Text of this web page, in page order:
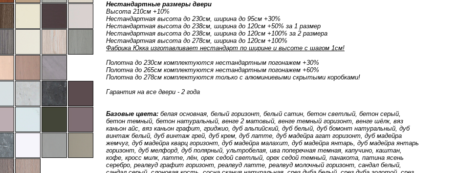
Нестандартные размеры двери
Высота 210см +10%
Нестандартная высота до 230см, ширина до 95см +30%
Нестандартная высота до 238см, ширина до 120см +50% за 1 размер
Нестандартная высота до 238см, ширина до 120см +100% за 2 размера
Нестандартная высота до 278см, ширина до 120см +100%
Фабрика Юкка изготавливает нестандарт по ширине и высоте с шагом 1см!
Полотна до 230см комплектуются нестандартным погонажем +30%
Полотна до 265см комплектуются нестандартным погонажем +60%
Полотна до 278см комплектуются только с алюминиевыми скрытыми коробками!
Гарантия на все двери - 2 года
Базовые цвета: белая основная, белый горизонт, белый сатин, бетон светлый, бетон серый,
бетон темный, бетон натуральный, венге 2 матовый, венге темный горизонт, венге шёлк, вяз
каньон айс, вяз каньон графит, гриджио, дуб альпийский, дуб белый, дуб бомонт натуральный, дуб
винтаж белый, дуб винтаж грей, дуб крем, дуб латте, дуб мадейра агат горизонт, дуб мадейра
жемчуг, дуб мадейра кварц горизонт, дуб мадейра малахит, дуб мадейра янтарь, дуб мадейра янтарь
горизонт, дуб мелфорд, дуб полярный, ультробелая, ива поперечная темная, капучино, каштан,
кофе, кросс милк, латте, лён, орех седой светлый, орех седой темный, панакота, патина ясень
серебро, реалвуд графит горизонт, реалвуд латте, реалвуд молочный горизонт, сандал белый,